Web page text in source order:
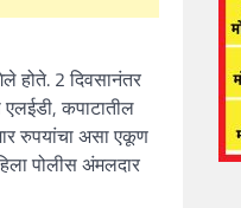
होते. 2 दिवसानंतर
कपाटातील
रुपयांचा असा एकूण
पोलीस अंमलदार